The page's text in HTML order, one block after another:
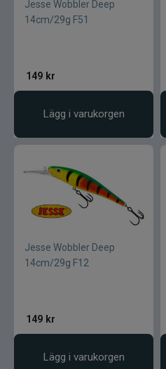
Jesse Wobbler Deep
14cm/29g F51
149 kr
Lägg i varukorgen
Jesse Wobbler Deep
14cm/29g F12
149 kr
Lägg i varukorgen